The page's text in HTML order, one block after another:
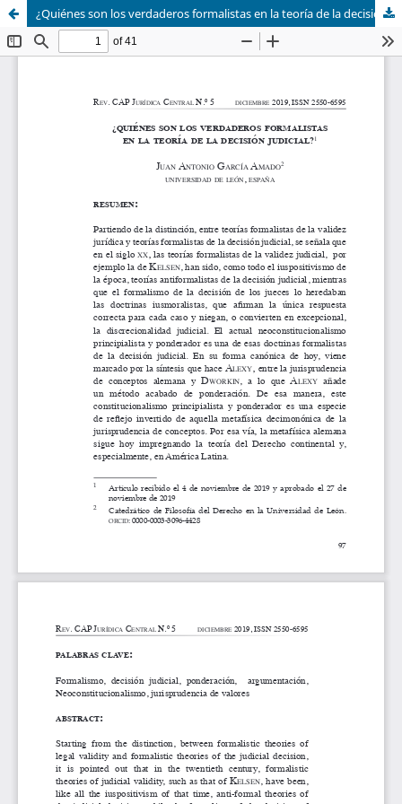
¿Quiénes son los verdaderos formalistas en la teoría de la decisión judicial?